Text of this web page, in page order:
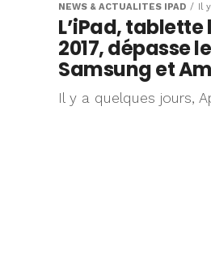
NEWS & ACTUALITÉS IPAD Il
L’iPad,
2017, dépasse
Samsung et
Il y a quelques jours,